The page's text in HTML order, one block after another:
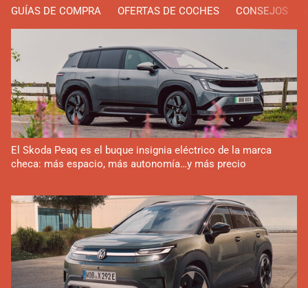
GUÍAS DE COMPRA OFERTAS DE COCHES CONSEJOS
El Skoda Peaq es el buque insignia eléctrico de la marca
checa: más espacio, más autonomía…y más precio